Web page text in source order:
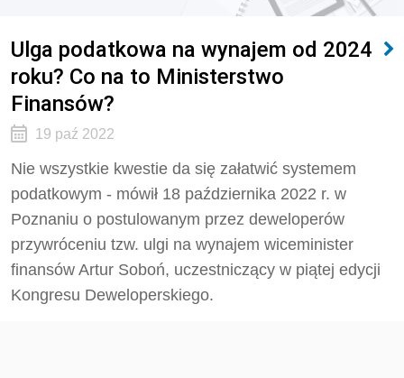
Ulga podatkowa na wynajem od 2024
roku? Co na to Ministerstwo
Finansów?
19 paź 2022
Nie wszystkie kwestie da się załatwić systemem
podatkowym - mówił 18 października 2022 r. w
Poznaniu o postulowanym przez deweloperów
przywróceniu tzw. ulgi na wynajem wiceminister
finansów Artur Soboń, uczestniczący w piątej edycji
Kongresu Deweloperskiego.